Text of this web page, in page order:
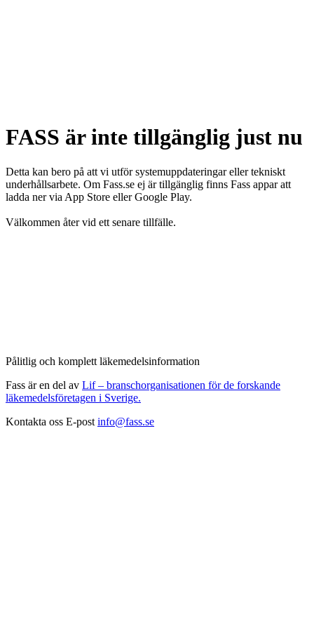
FASS är inte tillgänglig just nu
Detta kan bero på att vi utför systemuppdateringar eller tekniskt
underhållsarbete. Om Fass.se ej är tillgänglig finns Fass appar att
ladda ner via App Store eller Google Play.
Välkommen åter vid ett senare tillfälle.
Pålitlig och komplett läkemedelsinformation
Fass är en del av Lif – branschorganisationen för de forskande
läkemedelsföretagen i Sverige.
Kontakta oss E-post info@fass.se